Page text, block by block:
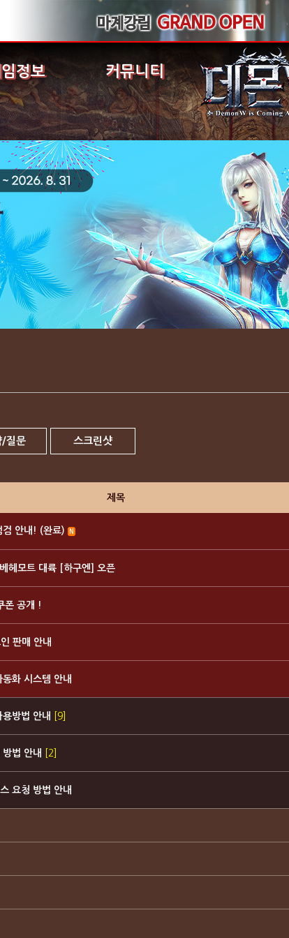
정보 커뮤니티
/질문 스크린샷
제목
검 안내! (완료) N
헤모트 대륙 [하구엔] 오픈
폰 공개 !
판매 안내
화 시스템 안내
방법 안내 [9]
법 안내 [2]
요청 방법 안내